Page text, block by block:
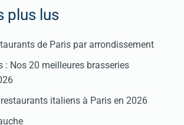
plus lus
de Paris par arrondissement
: Nos 20 meilleures brasseries
italiens à Paris en 2026